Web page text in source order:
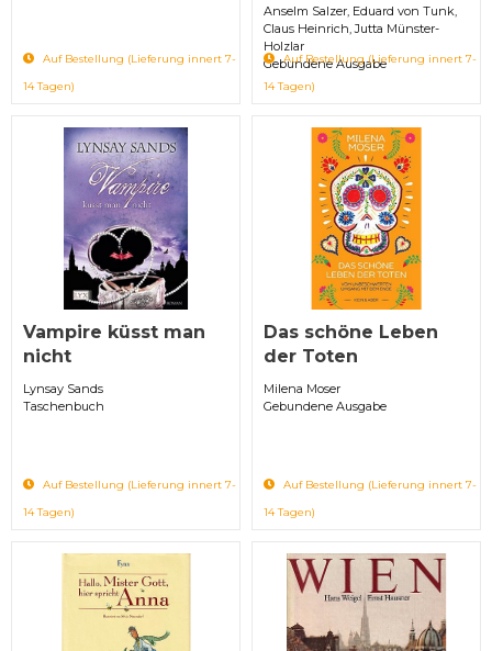
Auf Bestellung (Lieferung innert 7-
14 Tagen)
Anselm Salzer, Eduard von Tunk,
Claus Heinrich, Jutta Münster-
Holzlar
Gebundene Ausgabe
Auf Bestellung (Lieferung innert 7-
14 Tagen)
Vampire küsst man
nicht
Lynsay Sands
Taschenbuch
Auf Bestellung (Lieferung innert 7-
14 Tagen)
Das schöne Leben
der Toten
Milena Moser
Gebundene Ausgabe
Auf Bestellung (Lieferung innert 7-
14 Tagen)